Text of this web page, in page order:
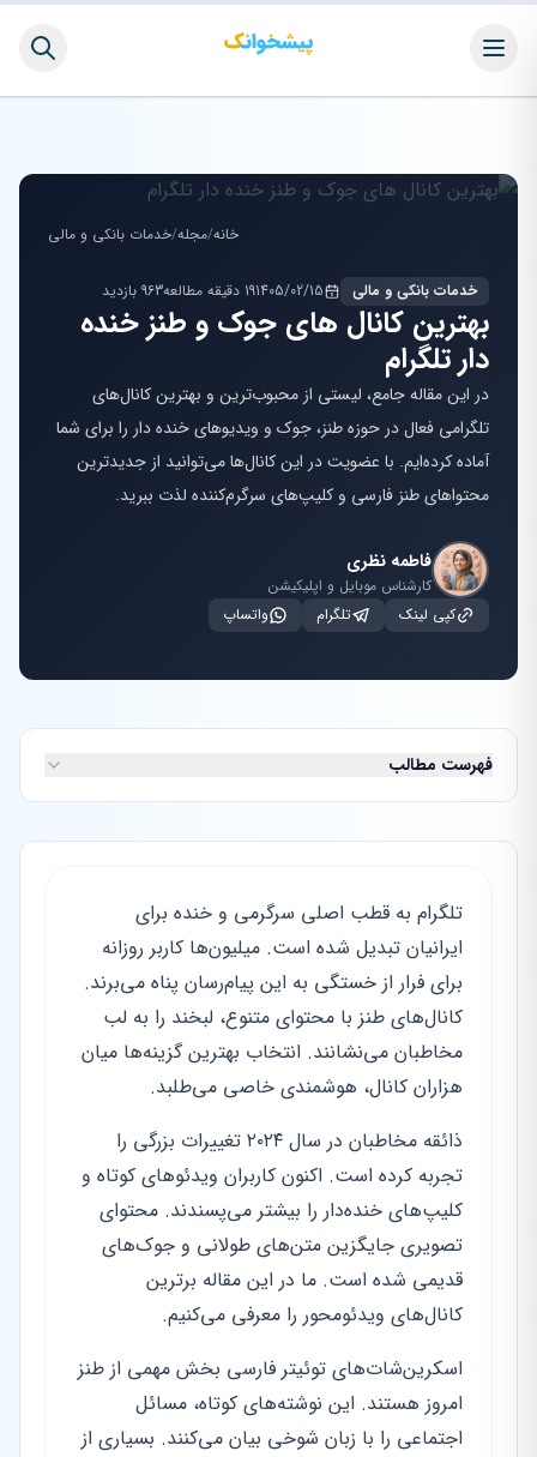
خانه/مجله/خدمات بانکی و مالی
خدمات بانکی و مالی 1405/02/1519 دقیقه مطالعه 963 بازدید
بهترین کانال های جوک و طنز خنده
دار تلگرام
در این مقاله جامع، لیستی از محبوب‌ترین و بهترین کانال‌های
تلگرامی فعال در حوزه طنز، جوک و ویدیوهای خنده دار را برای شما
آماده کرده‌ایم. با عضویت در این کانال‌ها می‌توانید از جدیدترین
محتواهای طنز فارسی و کلیپ‌های سرگرم‌کننده لذت ببرید.
فاطمه نظری
کارشناس موبایل و اپلیکیشن
کپی لینک
تلگرام واتساپ
فهرست مطالب
تلگرام به قطب اصلی سرگرمی و خنده برای
ایرانیان تبدیل شده است. میلیون‌ها کاربر روزانه
برای فرار از خستگی به این پیام‌رسان پناه می‌برند.
کانال‌های طنز با محتوای متنوع، لبخند را به لب
مخاطبان می‌نشانند. انتخاب بهترین گزینه‌ها میان
هزاران کانال، هوشمندی خاصی می‌طلبد.
ذائقه مخاطبان در سال ۲۰۲۴ تغییرات بزرگی را
تجربه کرده است. اکنون کاربران ویدئوهای کوتاه و
کلیپ‌های خنده‌دار را بیشتر می‌پسندند. محتوای
تصویری جایگزین متن‌های طولانی و جوک‌های
قدیمی شده است. ما در این مقاله برترین
کانال‌های ویدئومحور را معرفی می‌کنیم.
اسکرین‌شات‌های توئیتر فارسی بخش مهمی از طنز
امروز هستند. این نوشته‌های کوتاه، مسائل
اجتماعی را با زبان شوخی بیان می‌کنند. بسیاری از